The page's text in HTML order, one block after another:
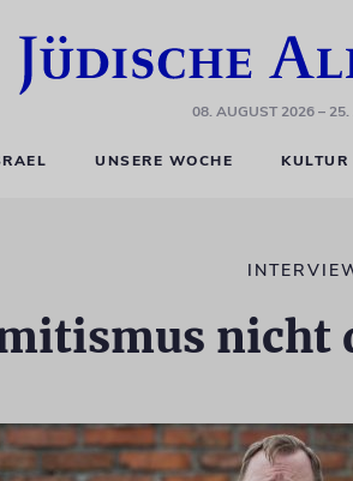
08. AUGUST 2026–
UNSERE WOCHE KULTUR
nicht